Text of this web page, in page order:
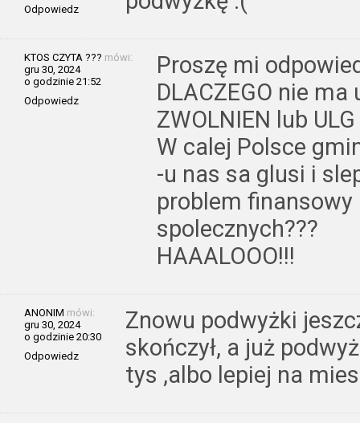
Odpowiedz
KTOS CZYTA ??? mówi:
gru 30, 2024
o godzinie 21:52
Odpowiedz
Proszę mi
DLACZEGO nie ma
ZWOLNIEN lub
W calej Polsce
-u nas sa glusi i
problem
spolecznych???
HAAALOOO!!!
ANONIM mówi:
gru 30, 2024
o godzinie 20:30
Odpowiedz
Znowu podwyżki
skończył, a już
tys ,albo lepiej na